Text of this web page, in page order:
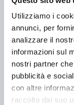
Utilizziamo i
annunci, per
analizzare il
informazioni sul
nostri partner
pubblicità e
con altre
raccolto dal suo
Lavastoviglie;
Lingue
Italiano;
Numero
Numero